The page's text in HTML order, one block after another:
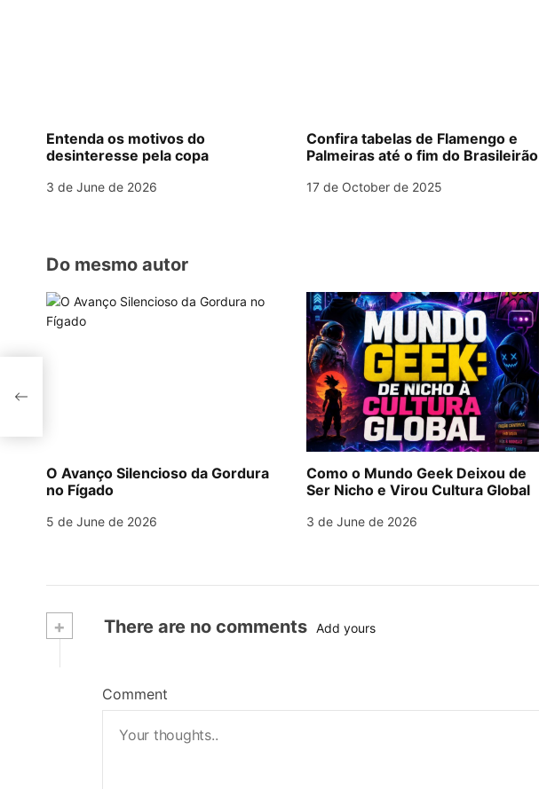
g
a
t
o
n
Entenda os motivos do
desinteresse pela copa
3 de June de 2026
Confira tabelas de Flamengo e
Palmeiras até o fim do Brasileirão
17 de October de 2025
Do mesmo autor
O Avanço Silencioso da Gordura
no Fígado
5 de June de 2026
Como o Mundo Geek Deixou de
Ser Nicho e Virou Cultura Global
3 de June de 2026
+ There are no comments Add yours
Comment